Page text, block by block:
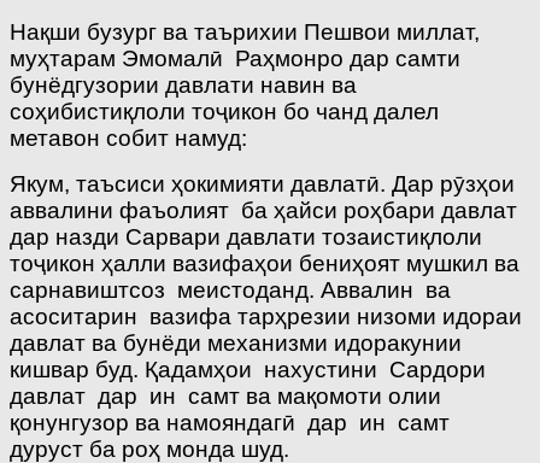
Нақши бузург ва таърихии Пешвои миллат,
муҳтарам Эмомалӣ Раҳмонро дар самти
бунёдгузории давлати навин ва
соҳибистиқлоли тоҷикон бо чанд далел
метавон собит намуд:
Якум, таъсиси ҳокимияти давлатӣ. Дар рӯзҳои
аввалини фаъолият ба ҳайси роҳбари давлат
дар назди Сарвари давлати тозаистиқлоли
тоҷикон ҳалли вазифаҳои бениҳоят мушкил ва
сарнавиштсоз меистоданд. Аввалин ва
асоситарин вазифа тарҳрезии низоми идораи
давлат ва бунёди механизми идоракунии
кишвар буд. Қадамҳои нахустини Сардори
давлат дар ин самт ва мақомоти олии
қонунгузор ва намояндагӣ дар ин самт
дуруст ба роҳ монда шуд.